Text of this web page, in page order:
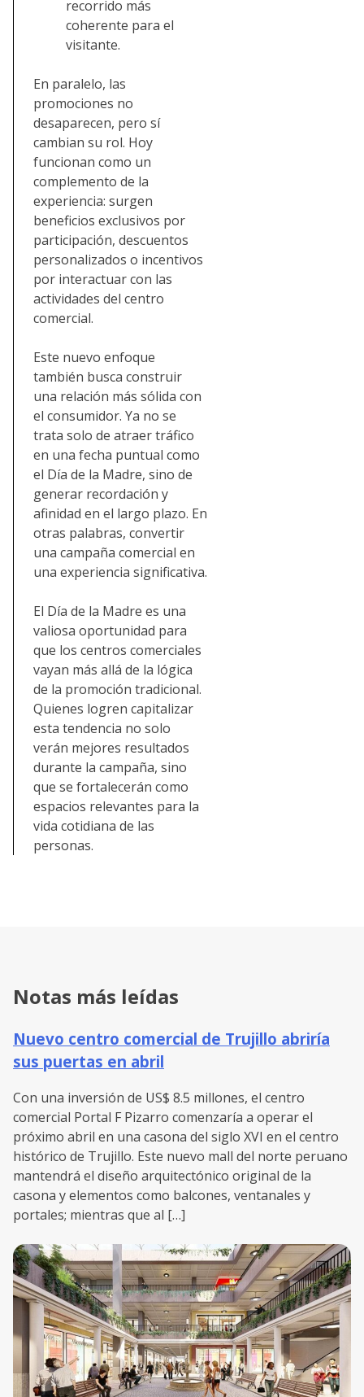
recorrido más
coherente para el
visitante.
En paralelo, las
promociones no
desaparecen, pero sí
cambian su rol. Hoy
funcionan como un
complemento de la
experiencia: surgen
beneficios exclusivos por
participación, descuentos
personalizados o incentivos
por interactuar con las
actividades del centro
comercial.
Este nuevo enfoque
también busca construir
una relación más sólida con
el consumidor. Ya no se
trata solo de atraer tráfico
en una fecha puntual como
el Día de la Madre, sino de
generar recordación y
afinidad en el largo plazo. En
otras palabras, convertir
una campaña comercial en
una experiencia significativa.
El Día de la Madre es una
valiosa oportunidad para
que los centros comerciales
vayan más allá de la lógica
de la promoción tradicional.
Quienes logren capitalizar
esta tendencia no solo
verán mejores resultados
durante la campaña, sino
que se fortalecerán como
espacios relevantes para la
vida cotidiana de las
personas.
Notas más leídas
Nuevo centro comercial de Trujillo abriría
sus puertas en abril
Con una inversión de US$ 8.5 millones, el centro
comercial Portal F Pizarro comenzaría a operar el
próximo abril en una casona del siglo XVI en el centro
histórico de Trujillo. Este nuevo mall del norte peruano
mantendrá el diseño arquitectónico original de la
casona y elementos como balcones, ventanales y
portales; mientras que al […]